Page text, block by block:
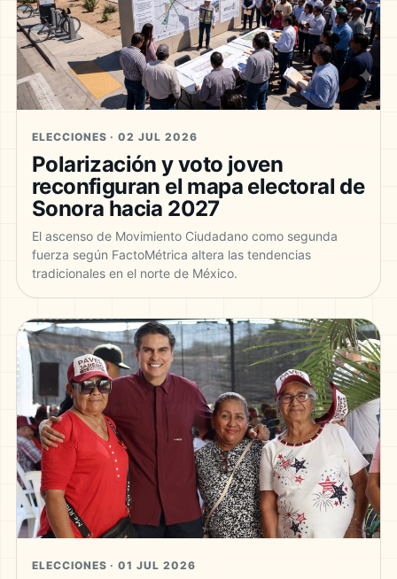
ELECCIONES · 02 JUL 2026
Polarización y voto joven
reconfiguran el mapa electoral de
Sonora hacia 2027
El ascenso de Movimiento Ciudadano como segunda
fuerza según FactoMétrica altera las tendencias
tradicionales en el norte de México.
ELECCIONES · 01 JUL 2026